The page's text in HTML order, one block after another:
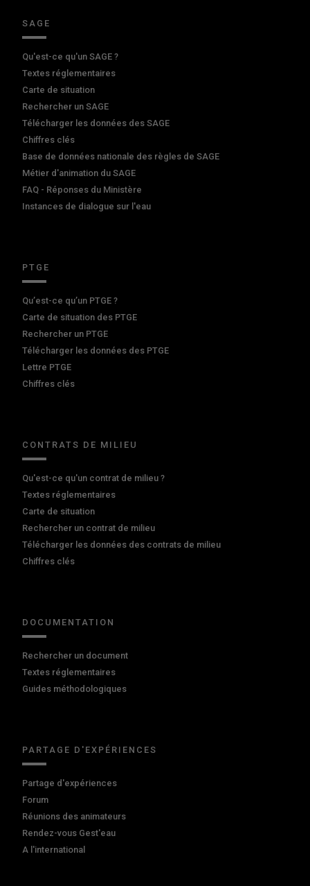
SAGE
Qu'est-ce qu'un SAGE ?
Textes réglementaires
Carte de situation
Rechercher un SAGE
Télécharger les données des SAGE
Chiffres clés
Base de données nationale des règles de SAGE
Métier d'animation du SAGE
FAQ - Réponses du Ministère
Instances de dialogue sur l'eau
PTGE
Qu’est-ce qu’un PTGE ?
Carte de situation des PTGE
Rechercher un PTGE
Télécharger les données des PTGE
Lettre PTGE
Chiffres clés
CONTRATS DE MILIEU
Qu'est-ce qu'un contrat de milieu ?
Textes réglementaires
Carte de situation
Rechercher un contrat de milieu
Télécharger les données des contrats de milieu
Chiffres clés
DOCUMENTATION
Rechercher un document
Textes réglementaires
Guides méthodologiques
PARTAGE D'EXPÉRIENCES
Partage d'expériences
Forum
Réunions des animateurs
Rendez-vous Gest'eau
A l'international